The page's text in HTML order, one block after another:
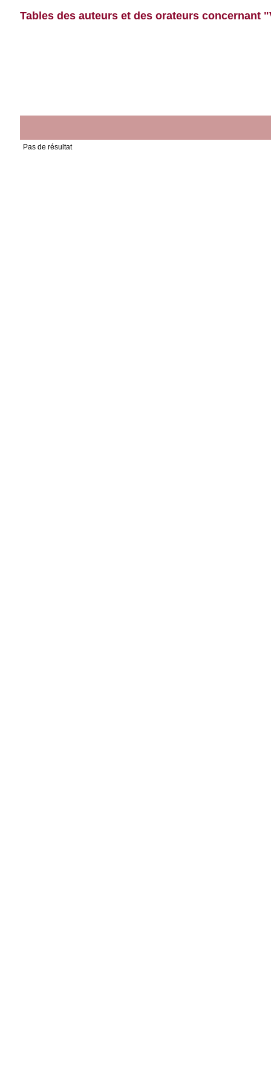
Tables des auteurs et des orateurs concernant
Pas de résultat